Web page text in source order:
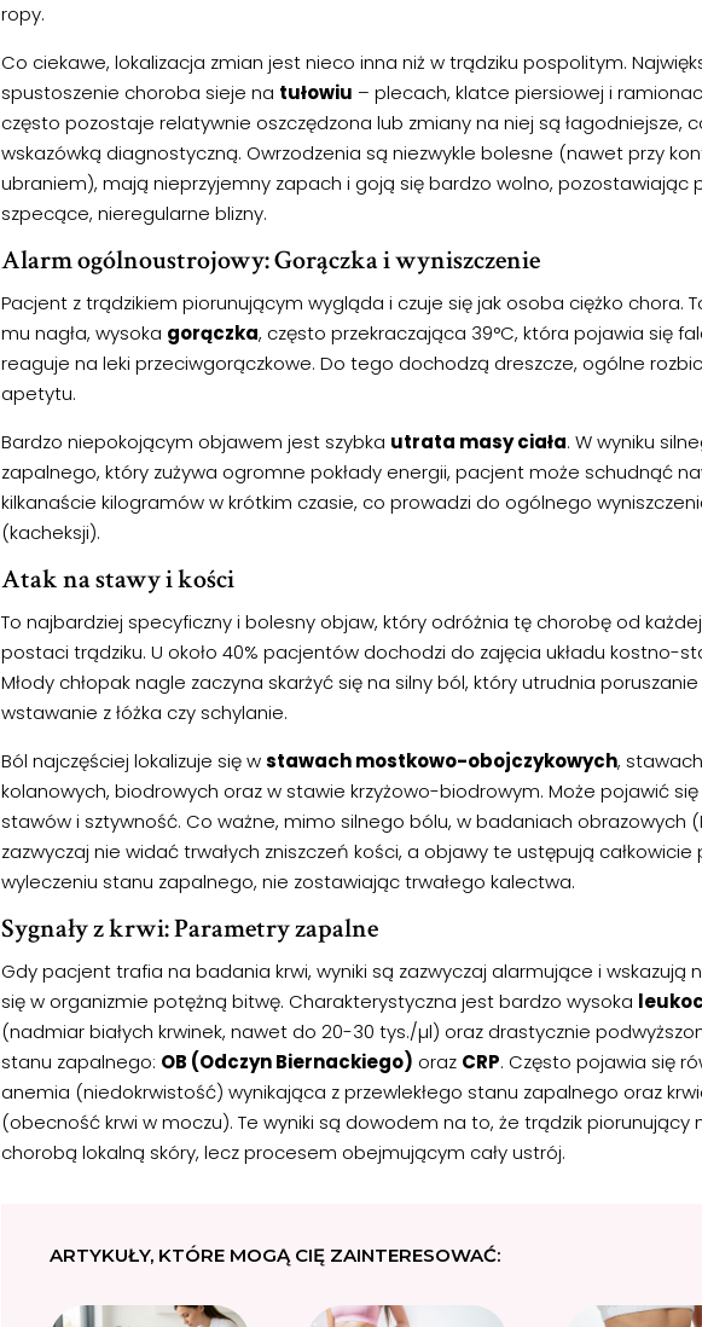
ropy.
Co ciekawe, lokalizacja zmian jest nieco inna niż w trądziku pospolitym.
spustoszenie choroba sieje na tułowiu – plecach, klatce piersiowej i
często pozostaje relatywnie oszczędzona lub zmiany na niej są łagodniejsze,
wskazówką diagnostyczną. Owrzodzenia są niezwykle bolesne (nawet przy
ubraniem), mają nieprzyjemny zapach i goją się bardzo wolno, pozostawiając
szpecące, nieregularne blizny.
Alarm ogólnoustrojowy: Gorączka i wyniszczenie
Pacjent z trądzikiem piorunującym wygląda i czuje się jak osoba ciężko chora.
mu nagła, wysoka gorączka, często przekraczająca 39°C, która pojawia się
reaguje na leki przeciwgorączkowe. Do tego dochodzą dreszcze, ogólne
apetytu.
Bardzo niepokojącym objawem jest szybka utrata masy ciała. W wyniku
zapalnego, który zużywa ogromne pokłady energii, pacjent może schudnąć
kilkanaście kilogramów w krótkim czasie, co prowadzi do ogólnego
(kacheksji).
Atak na stawy i kości
To najbardziej specyficzny i bolesny objaw, który odróżnia tę chorobę od
postaci trądziku. U około 40% pacjentów dochodzi do zajęcia układu kostno-
Młody chłopak nagle zaczyna skarżyć się na silny ból, który utrudnia poruszanie
wstawanie z łóżka czy schylanie.
Ból najczęściej lokalizuje się wstawach mostkowo-obojczykowych, stawach
kolanowych, biodrowych oraz w stawie krzyżowo-biodrowym. Może pojawić się
stawów i sztywność. Co ważne, mimo silnego bólu, w badaniach obrazowych
zazwyczaj nie widać trwałych zniszczeń kości, a objawy te ustępują całkowicie
wyleczeniu stanu zapalnego, nie zostawiając trwałego kalectwa.
Sygnały z krwi: Parametry zapalne
Gdy pacjent trafia na badania krwi, wyniki są zazwyczaj alarmujące i wskazują
się w organizmie potężną bitwę. Charakterystyczna jest bardzo wysoka
(nadmiar białych krwinek, nawet do 20-30 tys./µl) oraz drastycznie
stanu zapalnego: OB (Odczyn Biernackiego) oraz CRP. Często pojawia się
anemia (niedokrwistość) wynikająca z przewlekłego stanu zapalnego oraz
(obecność krwi w moczu). Te wyniki są dowodem na to, że trądzik piorunujący
chorobą lokalną skóry, lecz procesem obejmującym cały ustrój.
ARTYKUŁY, KTÓRE MOGĄ CIĘ ZAINTERESOWAĆ: